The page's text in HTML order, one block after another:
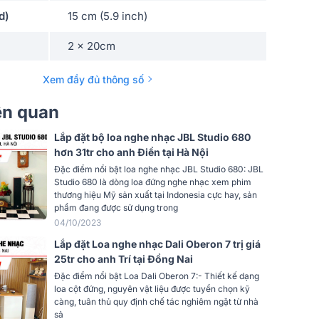
15 cm (5.9 inch)
2 x 20cm
trữ tình, bolero
dùng
90 dB
28Hz - 28kHz
8 ohms
Nghe nhạc, Xem phim, phòng khách,
Black , White, Rosenut, Walnut
Tiêu chuẩn
x
Xem đầy đủ thông số
quan
Lắp đặt bộ loa nghe nhạc JBL Studio 680
hơn 31tr cho anh Điền tại Hà Nội
Đặc điểm nổi bật loa nghe nhạc JBL Studio 680: JBL
Studio 680 là dòng loa đứng nghe nhạc xem phim
thương hiệu Mỹ sản xuất tại Indonesia cực hay, sản
phẩm đang được sử dụng trong
04/10/2023
Lắp đặt Loa nghe nhạc Dali Oberon 7 trị giá
25tr cho anh Trí tại Đồng Nai
Đặc điểm nổi bật Loa Dali Oberon 7:- Thiết kế dạng
loa cột đứng, nguyên vật liệu được tuyển chọn kỹ
càng, tuân thủ quy định chế tác nghiêm ngặt từ nhà
sả